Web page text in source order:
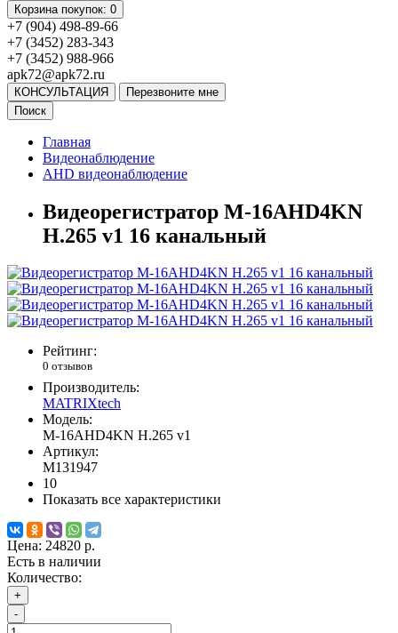
Корзина покупок: 0
+7 (904) 498-89-66
+7 (3452) 283-343
+7 (3452) 988-966
apk72@apk72.ru
КОНСУЛЬТАЦИЯ
Перезвоните мне
Поиск
Главная
Видеонаблюдение
AHD видеонаблюдение
Видеорегистратор M-16AHD4KN
H.265 v1 16 канальный
Рейтинг:
0 отзывов
Производитель:
MATRIXtech
Модель:
M-16AHD4KN H.265 v1
Артикул:
M131947
10
Показать все характеристики
Цена: 24820 р.
Есть в наличии
Количество:
+
-